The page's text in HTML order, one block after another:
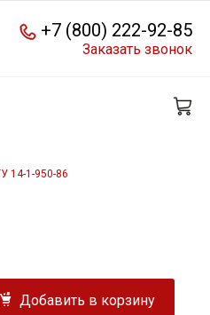
+7 (800) 222-92-85
Заказать звонок
14-1-950-86
Добавить в корзину